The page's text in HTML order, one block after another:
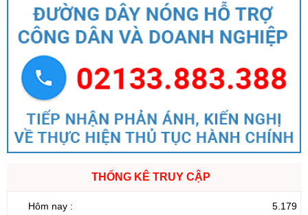
THỐNG KÊ TRUY CẬP
Hôm nay :
5.179